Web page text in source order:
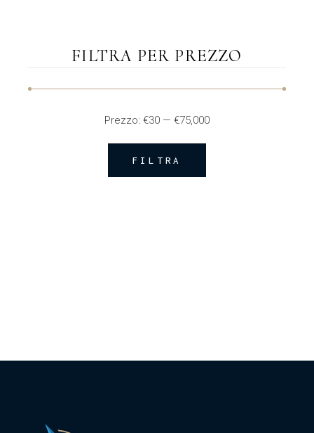
FILTRA PER PREZZO
Prezzo
Prezzo
FILTRA
Prezzo: €30— €75,000